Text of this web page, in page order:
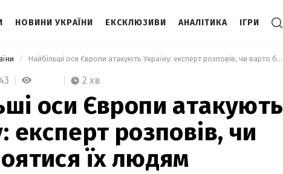
НОВИНИ УКРАЇНИ ЕКСКЛЮЗИВИ АНАЛІТИКА ІГРИ
Найбільші оси Європи атакують Україну: експерт розповів, чи варто боятися їх людям
2 хв
оси Європи атакують
експерт розповів, чи
їх людям